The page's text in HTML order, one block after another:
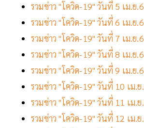
รวมข่าว "โควิด-19" วันที่ 5 เม.ย
รวมข่าว "โควิด-19" วันที่ 6 เม.ย
รวมข่าว "โควิด-19" วันที่ 7 เม.ย
รวมข่าว "โควิด-19" วันที่ 8 เม.ย
รวมข่าว "โควิด-19" วันที่ 9 เม.ย
รวมข่าว "โควิด-19" วันที่ 10 เม.
รวมข่าว "โควิด-19" วันที่ 11 เม.
รวมข่าว "โควิด-19" วันที่ 12 เม.